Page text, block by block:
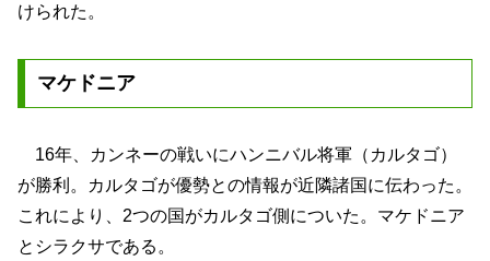
けられた。
マケドニア
16年、カンネーの戦いにハンニバル将軍（カルタゴ）
が勝利。カルタゴが優勢との情報が近隣諸国に伝わった。
これにより、2つの国がカルタゴ側についた。マケドニア
とシラクサである。